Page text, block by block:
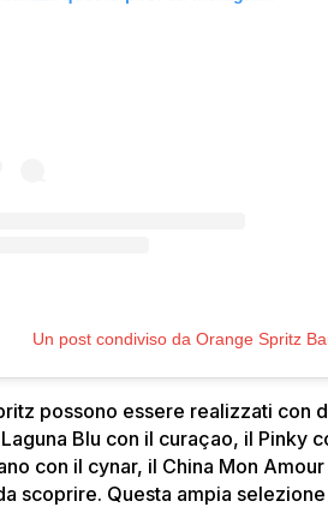
Un post condiviso da Orange Spritz
possono essere realizzati con
Laguna Blu con il curaçao, il Pinky
con il cynar, il China Mon
scoprire. Questa ampia